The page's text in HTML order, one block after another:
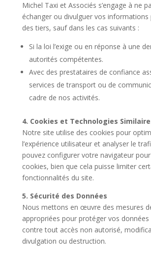
Michel Taxi et Associés s’engage à ne
échanger ou divulguer vos informations
des tiers, sauf dans les cas suivants :
Si la loi l’exige ou en réponse à une
autorités compétentes.
Avec des prestataires de confiance
services de transport ou de
cadre de nos activités.
4. Cookies et Technologies
Notre site utilise des cookies pour
l’expérience utilisateur et analyser le
pouvez configurer votre navigateur
cookies, bien que cela puisse limiter
fonctionnalités du site.
5. Sécurité des Données
Nous mettons en œuvre des mesures
appropriées pour protéger vos données
contre tout accès non autorisé,
divulgation ou destruction.